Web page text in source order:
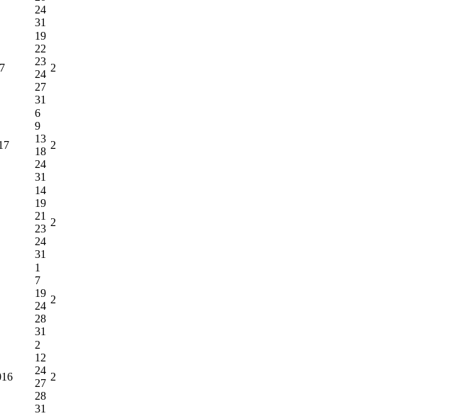
24
31
19
22
23
24
27
31
2
6
9
13
18
24
31
2
14
19
21
23
24
31
2
1
7
19
24
28
31
2
2
12
24
27
28
31
2